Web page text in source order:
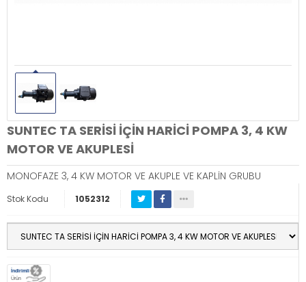
SUNTEC TA SERİSİ İÇİN HARİCİ POMPA 3, 4 KW
MOTOR VE AKUPLESİ
MONOFAZE 3, 4 KW MOTOR VE AKUPLE VE KAPLİN GRUBU
Stok Kodu 1052312
İndirimli
Ürün